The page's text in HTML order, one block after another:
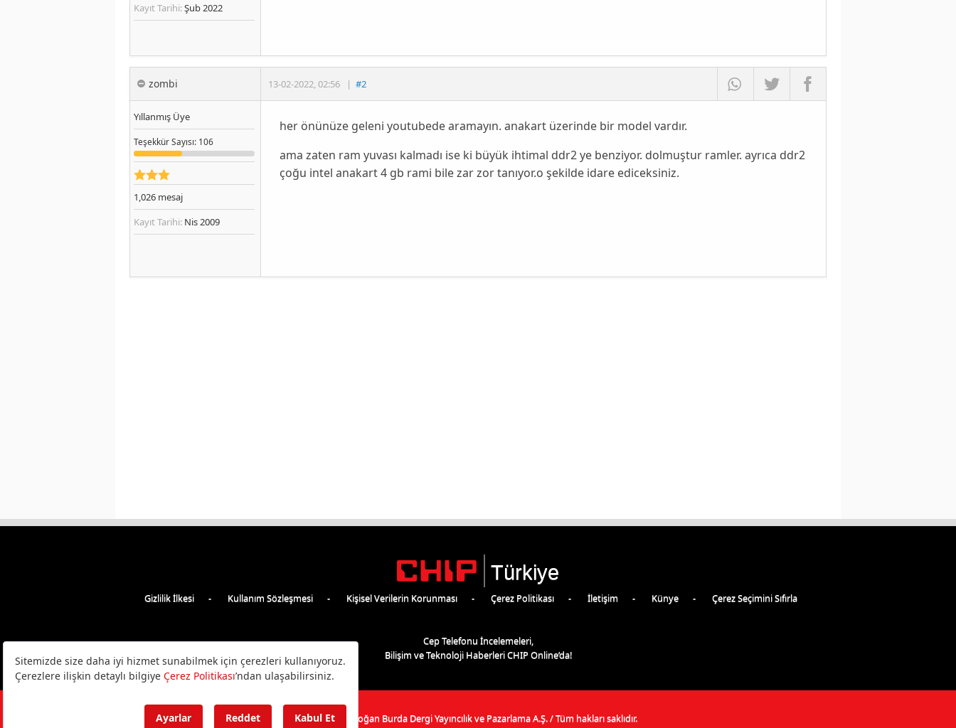
Kayıt Tarihi:Şub 2022
zombi 13-02-2022,02:56 | #2
Yıllanmış Üye
TeşekkürSayısı: 106
1,026 mesaj
Kayıt Tarihi: Nis 2009
her önünüze geleni youtubede aramayın. anakart üzerinde bir model vardır.
ama zaten ram yuvası kalmadı ise ki büyük ihtimal ddr2 ye benziyor. dolmuştur ramler. ayrıca ddr2
çoğu intel anakart 4 gb rami bile zar zor tanıyor.o şekilde idare ediceksiniz.
Türkiye
Gizlilik İlkesi Kullanım Sözleşmesi Kişisel Verilerin Korunması Çerez Politikası İletişim Künye Çerez Seçimini Sıfırla
Cep Telefonu İncelemeleri,
Bilişim ve Teknoloji Haberleri CHIP Online’da!
©2026 Doğan Burda Dergi Yayıncılık ve Pazarlama A.Ş./ Tüm hakları saklıdır.